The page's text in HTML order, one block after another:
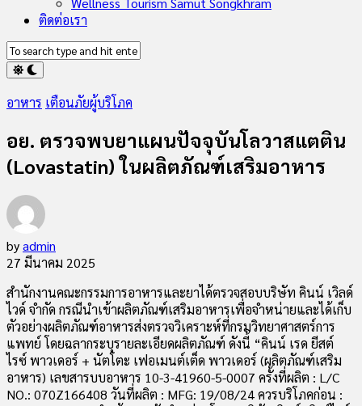
ติดต่อเรา
อาหาร เตือนภัยผู้บริโภค
อย. ตรวจพบยาแผนปัจจุบันโลวาสแตติน
(Lovastatin) ในผลิตภัณฑ์เสริมอาหาร
byadmin
27 มีนาคม 2025
สำนักงานคณะกรรมการอาหารและยาได้ตรวจสอบบริษัท คินน์ เวิลด์
ไวด์ จำกัด กรณีนำเข้าผลิตภัณฑ์เสริมอาหารเพื่อจำหน่ายและได้เก็บ
ตัวอย่างผลิตภัณฑ์อาหารส่งตรวจวิเคราะห์ที่กรมวิทยาศาสตร์การ
แพทย์ โดยฉลากระบุรายละเอียดผลิตภัณฑ์ ดังนี้ “คินน์ เรด ยีสต์
ไรซ์ พาวเดอร์ + นัตโตะ เฟอเมนต์เต็ด พาวเดอร์ (ผลิตภัณฑ์เสริม
อาหาร) เลขสารบบอาหาร 10-3-41960-5-0007 ครั้งที่ผลิต : L/C
NO.: 070Z166408 วันที่ผลิต : MFG: 19/08/24 ควรบริโภคก่อน :